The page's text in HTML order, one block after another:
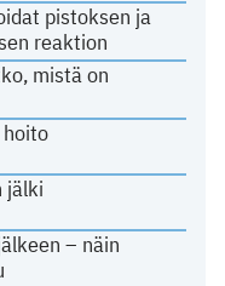
pistoksen ja
reaktion
mistä on
jälki
– näin